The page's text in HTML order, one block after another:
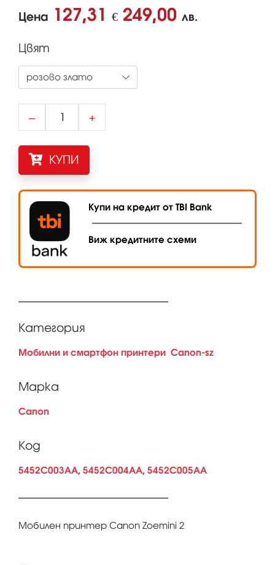
Цена 127,31 € 249,00 лв.
Цвят
– +
КУПИ
Купи на кредит от TBI Bank
Виж кредитните схеми
Категория
Мобилни и смартфон принтери Canon-sz
Марка
Canon
Код
5452C003AA, 5452C004AA, 5452C005AA
Мобилен принтер Canon Zoemini 2